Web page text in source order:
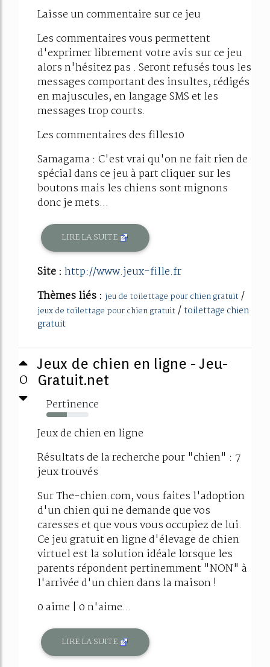
Laisse un commentaire sur ce jeu
Les commentaires vous permettent
d'exprimer librement votre avis sur ce jeu
alors n'hésitez pas . Seront refusés tous les
messages comportant des insultes, rédigés
en majuscules, en langage SMS et les
messages trop courts.
Les commentaires des filles10
Samagama : C'est vrai qu'on ne fait rien de
spécial dans ce jeu à part cliquer sur les
boutons mais les chiens sont mignons
donc je mets...
LIRE LA SUITE
Site : http://www.jeux-fille.fr
Thèmes liés : jeu de toilettage pour chien gratuit /
jeux de toilettage pour chien gratuit / toilettage chien
gratuit
0
Jeux de chien en ligne - Jeu-
Gratuit.net
Pertinence
49%
Jeux de chien en ligne
Résultats de la recherche pour "chien" : 7
jeux trouvés
Sur The-chien.com, vous faites l'adoption
d'un chien qui ne demande que vos
caresses et que vous vous occupiez de lui.
Ce jeu gratuit en ligne d'élevage de chien
virtuel est la solution idéale lorsque les
parents répondent pertinemment "NON" à
l'arrivée d'un chien dans la maison !
0 aime | 0 n'aime...
LIRE LA SUITE